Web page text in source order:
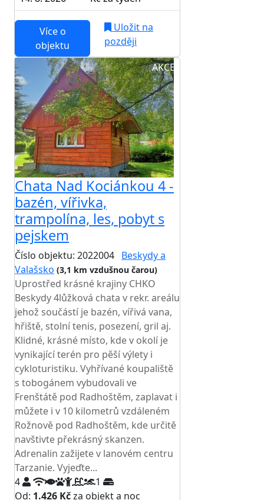
Více o
objektu
Uložit na
později
AKCE
Chata Nad Kociánkou 4 -
bazén, vířivka,
trampolína, les, pobyt s
pejskem
Číslo objektu: 2022004 Beskydy a
Valašsko (3,1 km vzdušnou čarou)
Uprostřed krásné krajiny CHKO
Beskydy 4lůžková chata v rekr. areálu
jehož součástí je bazén, vířivá vana,
hřiště, stolní tenis, posezení, gril aj.
Klidné, krásné místo, kde v okolí je
vynikající terén pro pěší výlety i
cykloturistiku. Vyhřívané koupaliště
s tobogánem vybudovali ve
Frenštátě pod Radhoštěm, zaplavat i
můžete i v 10 kilometrů vzdáleném
Rožnově pod Radhoštěm, kde určitě
navštivte překrásný skanzen.
Adrenalin zažijete v lanovém centru
Tarzanie. Vyjeďte...
4
1
Od: 1.426 Kčza objekt a noc